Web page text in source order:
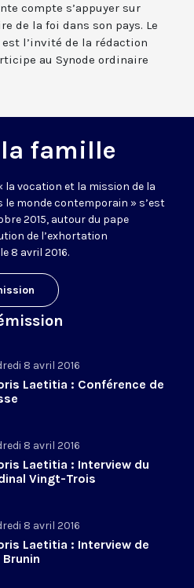
compte s’appuyer sur
de la foi dans son pays. Le
l’invité de la rédaction
au Synode ordinaire
famille
la vocation et la mission de la
le monde contemporain » s’est
2015, autour du pape
de l’exhortation
8 avril 2016.
8 avril 2016
Laetitia : Conférence de
8 avril 2016
Laetitia : Interview du
Vingt-Trois
8 avril 2016
Laetitia : Interview de
Brunin